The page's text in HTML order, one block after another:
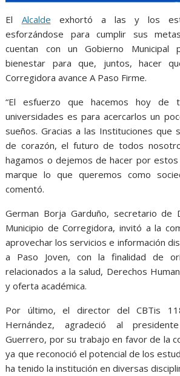
El Alcalde exhortó a las y los
esforzándose para cumplir sus
cuentan con un Gobierno Municipal
bienestar para que, juntos, hacer
Corregidora avance A Paso Firme.
“El esfuerzo que hacemos hoy de
universidades es para acercarlos un
sueños. Gracias a las Instituciones que
de corazón, el futuro de todos
hagamos o dejemos de hacer por
marque lo que queremos como
comentó.
German Borja Garduño, secretario de
Municipio de Corregidora, invitó a la
aprovechar los servicios e información
a Paso Joven, con la finalidad de
relacionados a la salud, Derechos
y oferta académica.
Por último, el director del CBTis
Hernández, agradeció al
Guerrero, por su trabajo en favor de la
ya que reconoció el potencial de los
ha tenido la institución en diversas